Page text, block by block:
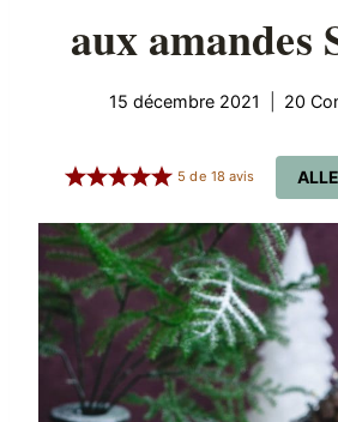
aux amandes
15 décembre 2021 20
5 de 18 avis